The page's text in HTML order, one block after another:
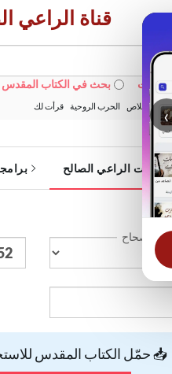
‹
قناة الراعي
بحث في الكتاب المقدس
الخلاص الحرب الروحية قرأت لك
خدمات الراعي الصالح
الإصحاح
📥 حمّل الكتاب المقدس